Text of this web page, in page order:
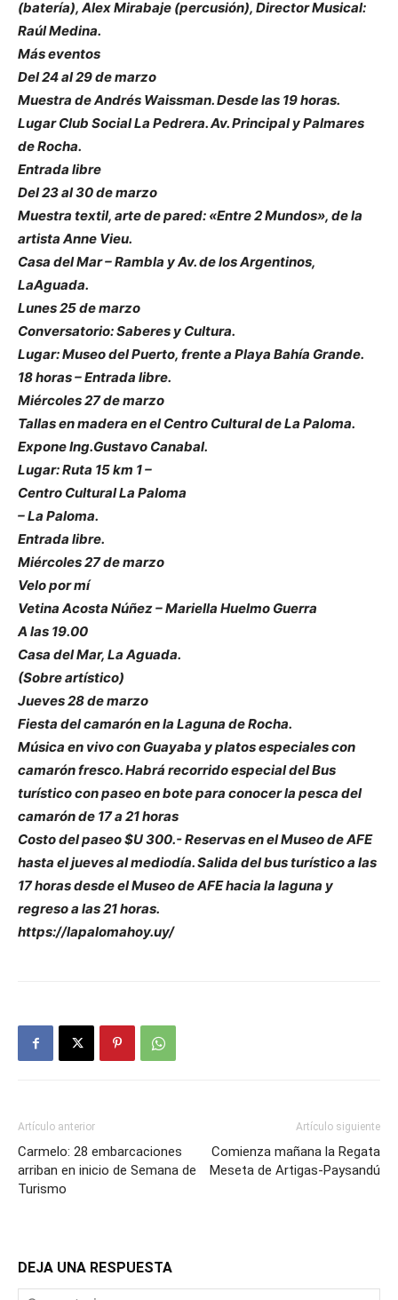
(batería), Alex Mirabaje (percusión), Director Musical:
Raúl Medina.
Más eventos
Del 24 al 29 de marzo
Muestra de Andrés Waissman. Desde las 19 horas.
Lugar Club Social La Pedrera. Av. Principal y Palmares
de Rocha.
Entrada libre
Del 23 al 30 de marzo
Muestra textil, arte de pared: «Entre 2 Mundos», de la
artista Anne Vieu.
Casa del Mar – Rambla y Av. de los Argentinos,
LaAguada.
Lunes 25 de marzo
Conversatorio: Saberes y Cultura.
Lugar: Museo del Puerto, frente a Playa Bahía Grande.
18 horas – Entrada libre.
Miércoles 27 de marzo
Tallas en madera en el Centro Cultural de La Paloma.
Expone Ing.Gustavo Canabal.
Lugar: Ruta 15 km 1 –
Centro Cultural La Paloma
– La Paloma.
Entrada libre.
Miércoles 27 de marzo
Velo por mí
Vetina Acosta Núñez – Mariella Huelmo Guerra
A las 19.00
Casa del Mar, La Aguada.
(Sobre artístico)
Jueves 28 de marzo
Fiesta del camarón en la Laguna de Rocha.
Música en vivo con Guayaba y platos especiales con
camarón fresco. Habrá recorrido especial del Bus
turístico con paseo en bote para conocer la pesca del
camarón de 17 a 21 horas
Costo del paseo $U 300.- Reservas en el Museo de AFE
hasta el jueves al mediodía. Salida del bus turístico a las
17 horas desde el Museo de AFE hacia la laguna y
regreso a las 21 horas.
https://lapalomahoy.uy/
Artículo anterior
Carmelo: 28 embarcaciones
arriban en inicio de Semana de
Turismo
Artículo siguiente
Comienza mañana la Regata
Meseta de Artigas-Paysandú
DEJA UNA RESPUESTA